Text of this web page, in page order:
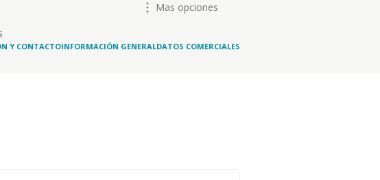
Mas opciones
Y CONTACTOINFORMACIÓN GENERALDATOS COMERCIALES